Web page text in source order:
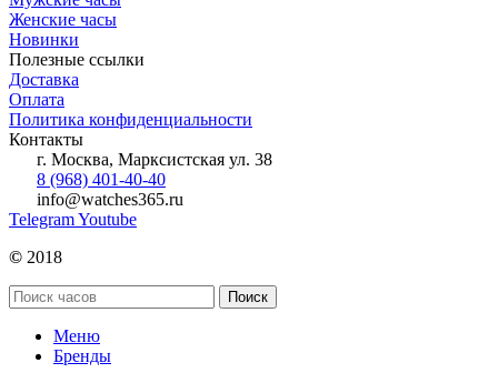
Женские часы
Новинки
Полезные ссылки
Доставка
Оплата
Политика конфиденциальности
Контакты
г. Москва, Марксистская ул. 38
8 (968) 401-40-40
info@watches365.ru
TelegramYoutube
© 2018
Поиск
Меню
Бренды